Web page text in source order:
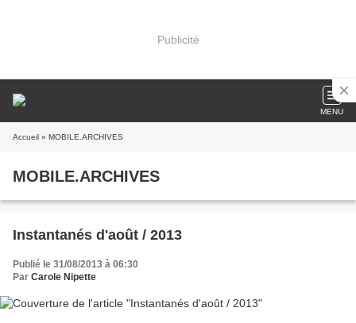
Publicité
MENU
Accueil » MOBILE.ARCHIVES
MOBILE.ARCHIVES
Instantanés d'août / 2013
Publié le 31/08/2013 à 06:30
Par Carole Nipette